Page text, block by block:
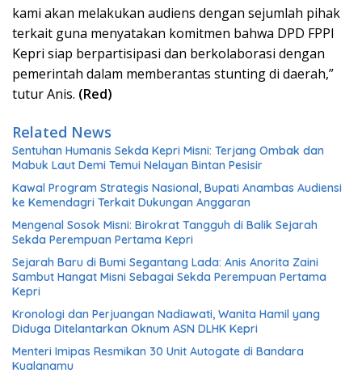
kami akan melakukan audiens dengan sejumlah pihak
terkait guna menyatakan komitmen bahwa DPD FPPI
Kepri siap berpartisipasi dan berkolaborasi dengan
pemerintah dalam memberantas stunting di daerah,”
tutur Anis. (Red)
Related News
Sentuhan Humanis Sekda Kepri Misni: Terjang Ombak dan
Mabuk Laut Demi Temui Nelayan Bintan Pesisir
Kawal Program Strategis Nasional, Bupati Anambas Audiensi
ke Kemendagri Terkait Dukungan Anggaran
Mengenal Sosok Misni: Birokrat Tangguh di Balik Sejarah
Sekda Perempuan Pertama Kepri
Sejarah Baru di Bumi Segantang Lada: Anis Anorita Zaini
Sambut Hangat Misni Sebagai Sekda Perempuan Pertama
Kepri
Kronologi dan Perjuangan Nadiawati, Wanita Hamil yang
Diduga Ditelantarkan Oknum ASN DLHK Kepri
Menteri Imipas Resmikan 30 Unit Autogate di Bandara
Kualanamu